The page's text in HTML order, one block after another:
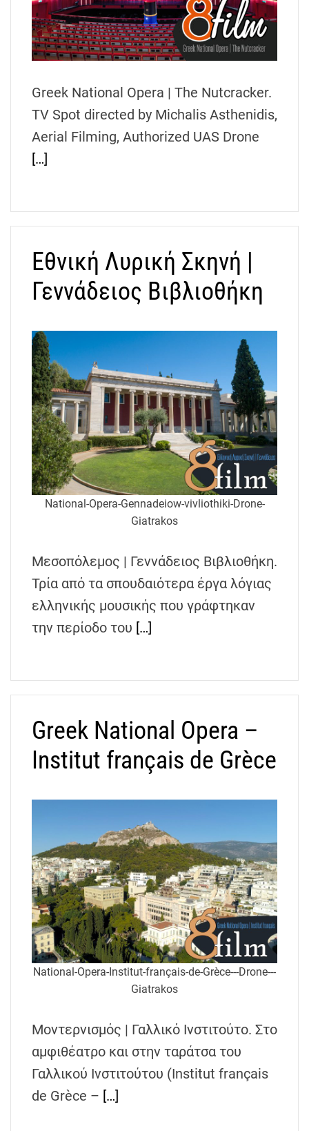
Greek National Opera | The Nutcracker.
TV Spot directed by Michalis Asthenidis,
Aerial Filming, Authorized UAS Drone
[…]
Εθνική Λυρική Σκηνή |
Γεννάδειος Βιβλιοθήκη
National-Opera-Gennadeiow-vivliothiki-Drone-
Giatrakos
Μεσοπόλεμος | Γεννάδειος Βιβλιοθήκη.
Τρία από τα σπουδαιότερα έργα λόγιας
ελληνικής μουσικής που γράφτηκαν
την περίοδο του […]
Greek National Opera –
Institut français de Grèce
National-Opera-Institut-français-de-Grèce---Drone---
Giatrakos
Μοντερνισμός | Γαλλικό Ινστιτούτο. Στο
αμφιθέατρο και στην ταράτσα του
Γαλλικού Ινστιτούτου (Institut français
de Grèce – […]